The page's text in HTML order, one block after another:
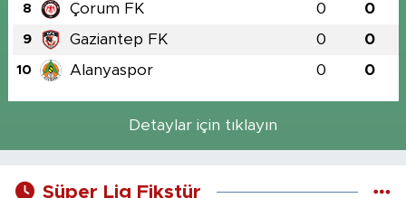
8 Çorum FK 0 0
9 Gaziantep FK 0 0
10 Alanyaspor 0 0
Detaylar için tıklayın
Süper Lig Fikstür